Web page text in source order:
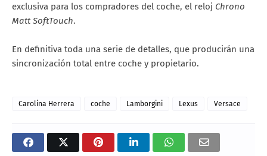
exclusiva para los compradores del coche, el reloj Chrono
Matt SoftTouch.
En definitiva toda una serie de detalles, que producirán una
sincronización total entre coche y propietario.
Carolina Herrera coche Lamborgini Lexus Versace